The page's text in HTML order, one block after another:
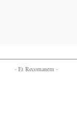
- Et Recomanem -